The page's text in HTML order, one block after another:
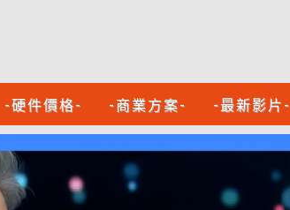
-硬件價格- -商業方案- -最新影片-